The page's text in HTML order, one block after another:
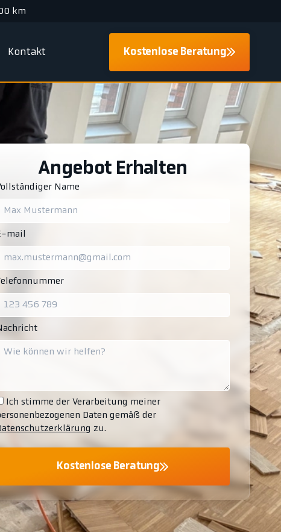
km
Kontakt Kostenlose Beratung
Angebot Erhalten
Name
mail
Ich stimme der Verarbeitung meiner
Daten gemäß der
zu.
Kostenlose Beratung